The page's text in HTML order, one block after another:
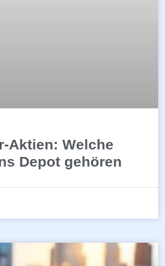
Aktien: Welche
Depot gehören